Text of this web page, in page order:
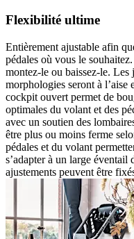
Flexibilité ultime
Entièrement ajustable afin
pédales où vous le
montez-le ou baissez-le. Les
morphologies seront à
cockpit ouvert permet de
optimales du volant et des
avec un soutien des
être plus ou moins ferme
pédales et du volant
s’adapter à un large éventail
ajustements peuvent être